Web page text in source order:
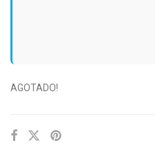
AGOTADO!